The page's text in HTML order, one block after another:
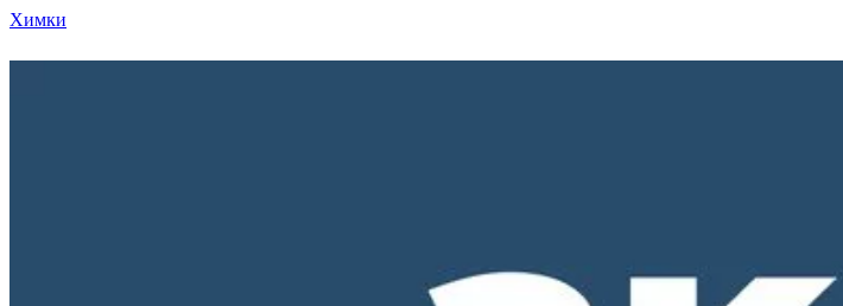
Химки